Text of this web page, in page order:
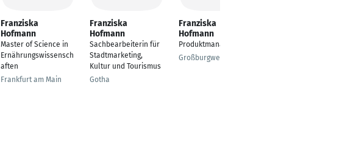
Franziska
Hofmann
Master of Science in
Ernährungswissensch
aften
Frankfurt am Main
Franziska
Hofmann
Sachbearbeiterin für
Stadtmarketing,
Kultur und Tourismus
Gotha
Franziska
Hofmann
Produktmanager
Großburgwedel